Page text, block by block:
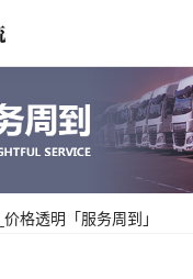
格透明「服务周到」